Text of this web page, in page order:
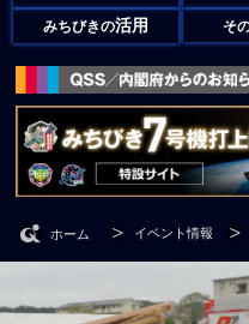
みちびきの活用 そ
ホーム イベント情報